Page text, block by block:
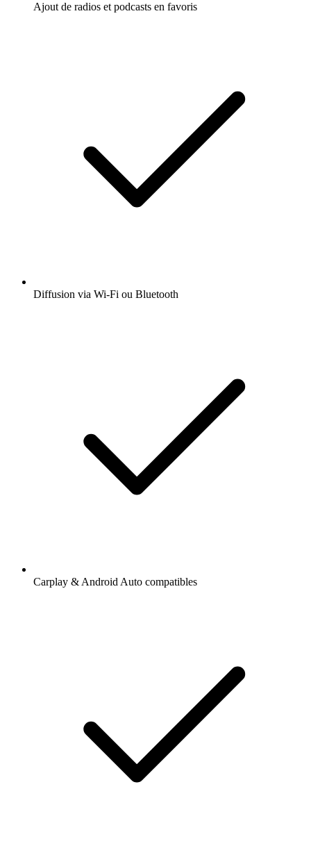
Ajout de radios et podcasts en favoris
Diffusion via Wi-Fi ou Bluetooth
Carplay & Android Auto compatibles